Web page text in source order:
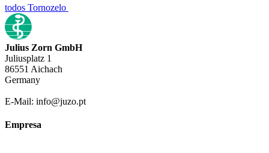
todos Tornozelo
Julius Zorn GmbH
Juliusplatz 1
86551 Aichach
Germany
E-Mail: info@juzo.pt
Empresa